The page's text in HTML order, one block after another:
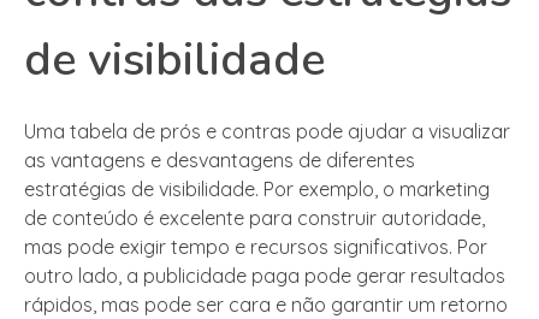
de visibilidade
Uma tabela de prós e contras pode ajudar a visualizar
as vantagens e desvantagens de diferentes
estratégias de visibilidade. Por exemplo, o marketing
de conteúdo é excelente para construir autoridade,
mas pode exigir tempo e recursos significativos. Por
outro lado, a publicidade paga pode gerar resultados
rápidos, mas pode ser cara e não garantir um retorno